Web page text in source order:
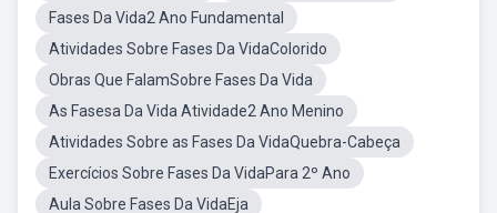
Fases Da Vida2 Ano Fundamental
Atividades Sobre Fases Da VidaColorido
Obras Que FalamSobre Fases Da Vida
As Fasesa Da Vida Atividade2 Ano Menino
Atividades Sobre as Fases Da VidaQuebra-Cabeça
Exercícios Sobre Fases Da VidaPara 2º Ano
Aula Sobre Fases Da VidaEja